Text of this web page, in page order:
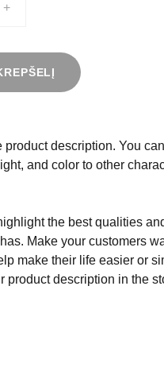
+
product description. You
and color to other
the best qualities
Make your customers
make their life easier or
product description in the